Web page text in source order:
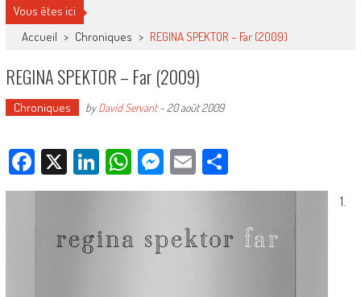
Vous êtes ici
Accueil > Chroniques > REGINA SPEKTOR – Far (2009)
REGINA SPEKTOR – Far (2009)
Chroniques byDavid Servant- 20 août 2009
Facebook
X LinkedIn
WhatsApp
Messenger
EmailPartager
1.